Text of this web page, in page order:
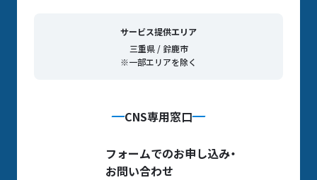
サービス提供エリア
三重県 / 鈴鹿市
※一部エリアを除く
CNS専用窓口
フォームでのお申し込み・
お問い合わせ